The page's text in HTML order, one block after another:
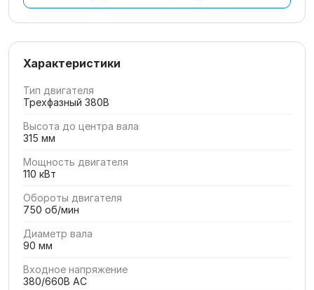
Характеристики
Тип двигателя
Трехфазный 380В
Высота до центра вала
315 мм
Мощность двигателя
110 кВт
Обороты двигателя
750 об/мин
Диаметр вала
90 мм
Входное напряжение
380/660В AC